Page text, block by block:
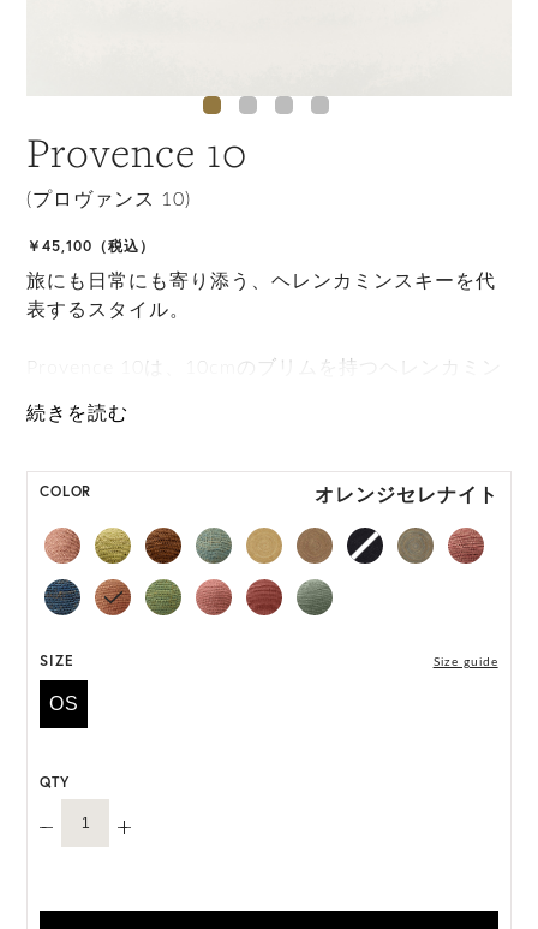
Provence 10
(プロヴァンス 10)
￥45,100（税込）
旅にも日常にも寄り添う、ヘレンカミンスキーを代
表するスタイル。
Provence 10は、10cmのブリムを持つヘレンカミン
ンジと携帯性を備え、サイズ調整もできる手撚りラ
れたネオプレンバンドが特徴で完璧な旅行アイテム
な手法で収穫されたマダガスカル産のラフィアを
18,000以上のステッチで編み、完成までに3日以上
を要します。職人がひとつひとつ丁寧に編み上げる
上げられています。
「Provence 10」は一部仕様が変更になります。
オーダーをいただいたタイミングによって、上記い
ずれかの商品のお届けになりますこと、予めご了承
ONE SIZE展開の商品:ONE SIZE 57.5cm
COLOR オレンジセレナイト
SIZE Size guide
OS
QTY